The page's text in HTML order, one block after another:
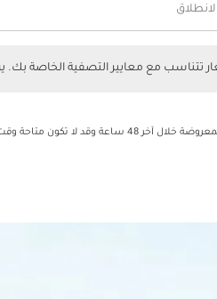
تتناسب مع معايير التصفية الخاصة
وقد لا تكون متاحة وقت الحجز.